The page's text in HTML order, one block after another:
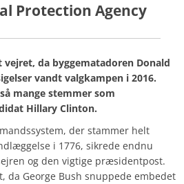
Protection Agency
da byggematadoren Donald
vandt valgkampen i 2016.
mange stemmer som
Hillary Clinton.
der stammer helt
i 1776, sikrede endnu
og den vigtige præsidentpost.
da George Bush snuppede embedet